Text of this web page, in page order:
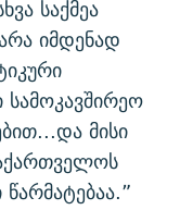
საქმეა
იმდენად
სამოკავშირეო
მისი